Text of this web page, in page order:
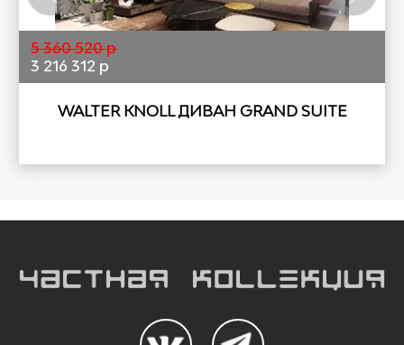
5 360 520 р
3 216 312 р
WALTER KNOLL ДИВАН GRAND SUITE